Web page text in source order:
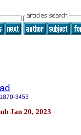
1870-3453
Jan 20, 2023